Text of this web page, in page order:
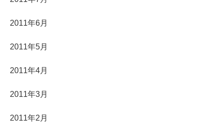
2011年6月
2011年5月
2011年4月
2011年3月
2011年2月